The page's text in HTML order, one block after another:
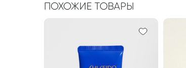
ПОХОЖИЕ ТОВАРЫ